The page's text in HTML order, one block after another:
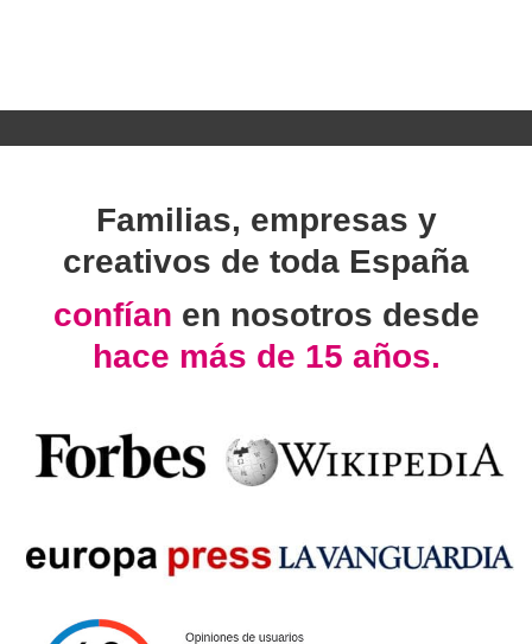
Familias, empresas y
creativos de toda España
confían en nosotros desde
hace más de 15 años.